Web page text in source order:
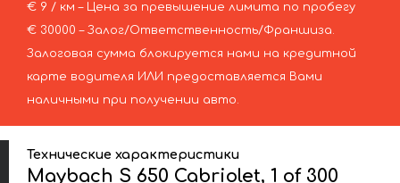
€ 9 / км – Цена за превышение лимита по пробегу
€ 30000 – Залог/Ответственность/Франшиза.
Залоговая сумма блокируется нами на кредитной
карте водителя ИЛИ предоставляется Вами
наличными при получении авто.
Технические характеристики
Maybach S 650 Cabriolet, 1 of 300